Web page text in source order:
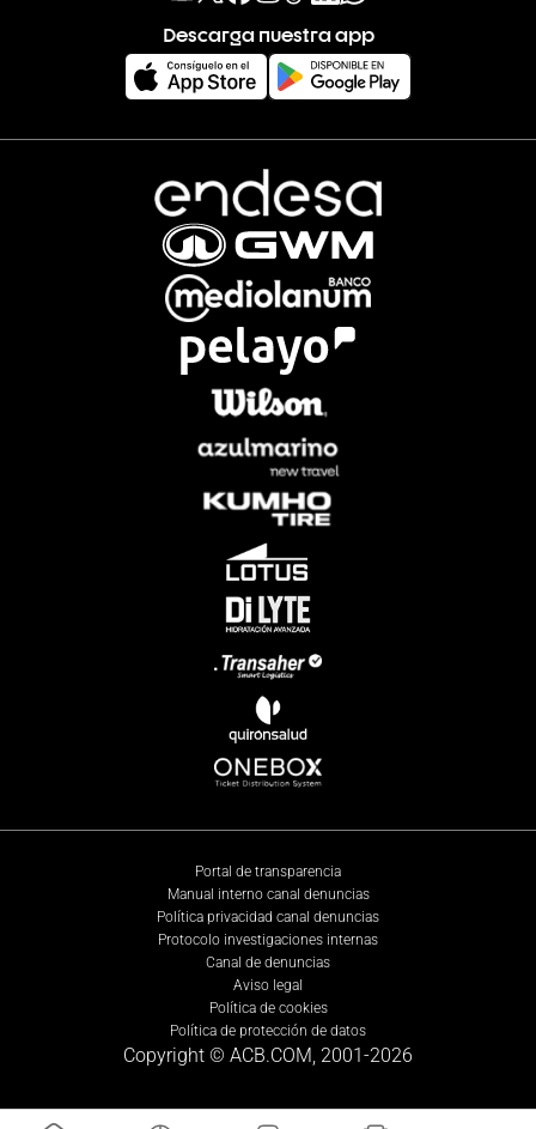
Descarga nuestra app
Portal de transparencia
Manual interno canal denuncias
Política privacidad canal denuncias
Protocolo investigaciones internas
Canal de denuncias
Aviso legal
Política de cookies
Política de protección de datos
Copyright © ACB.COM, 2001-2026